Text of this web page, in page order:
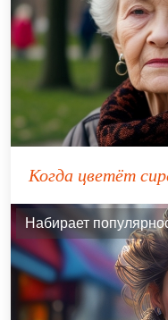
Когда цветёт
Набирает